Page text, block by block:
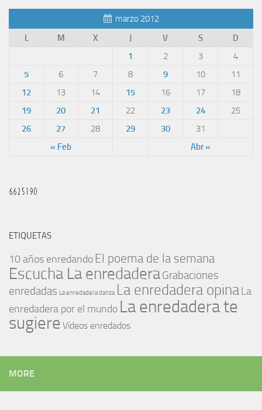
marzo 2012
L
M X J V S D
« Feb Abr »
1 2 3
4
5
6 7 8 9 10
11
12
13 14 15 16 17
18
19
20 21 22 23 24
25
26
27 28 29 30 31
ETIQUETAS
10 años enredando El poema de la semana
Escucha La enredaderaGrabaciones
enredadas La enredadera danza La enredadera opinaLa
enredadera por el mundo La enredadera te
sugiere Vídeos enredados
MORE